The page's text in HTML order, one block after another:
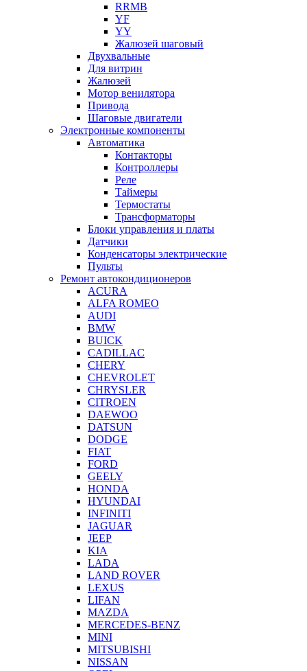
RRMB
YF
YY
Жалюзей шаговый
Двухвальные
Для витрин
Жалюзей
Мотор венилятора
Привода
Шаговые двигатели
Электронные компоненты
Автоматика
Контакторы
Контроллеры
Реле
Таймеры
Термостаты
Трансформаторы
Блоки управления и платы
Датчики
Конденсаторы электрические
Пульты
Ремонт автокондиционеров
ACURA
ALFA ROMEO
AUDI
BMW
BUICK
CADILLAC
CHERY
CHEVROLET
CHRYSLER
CITROEN
DAEWOO
DATSUN
DODGE
FIAT
FORD
GEELY
HONDA
HYUNDAI
INFINITI
JAGUAR
JEEP
KIA
LADA
LAND ROVER
LEXUS
LIFAN
MAZDA
MERCEDES-BENZ
MINI
MITSUBISHI
NISSAN